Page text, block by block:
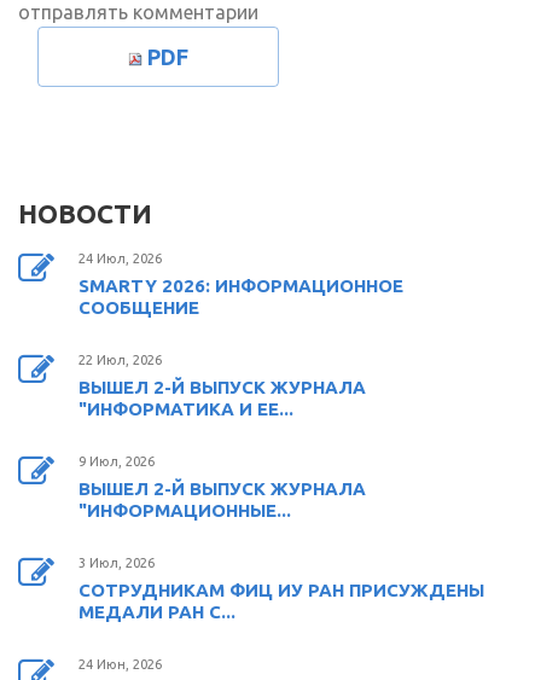
отправлять комментарии
PDF
НОВОСТИ
24 Июл, 2026
SMARTY 2026: ИНФОРМАЦИОННОЕ
СООБЩЕНИЕ
22 Июл, 2026
ВЫШЕЛ 2-Й ВЫПУСК ЖУРНАЛА
"ИНФОРМАТИКА И ЕЕ...
9 Июл, 2026
ВЫШЕЛ 2-Й ВЫПУСК ЖУРНАЛА
"ИНФОРМАЦИОННЫЕ...
3 Июл, 2026
СОТРУДНИКАМ ФИЦ ИУ РАН ПРИСУЖДЕНЫ
МЕДАЛИ РАН С...
24 Июн, 2026